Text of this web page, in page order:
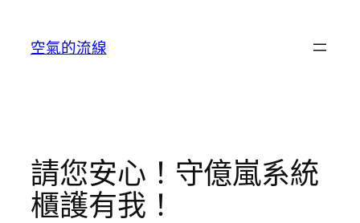
空氣的流線
請您安心！守億嵐系統
櫃護有我！